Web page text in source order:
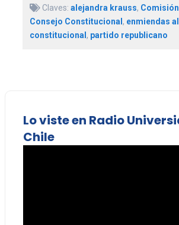
Claves: alejandra krauss,
Consejo Constitucional , enmiendas
constitucional , partido republicano
Lo viste en Radio
Chile